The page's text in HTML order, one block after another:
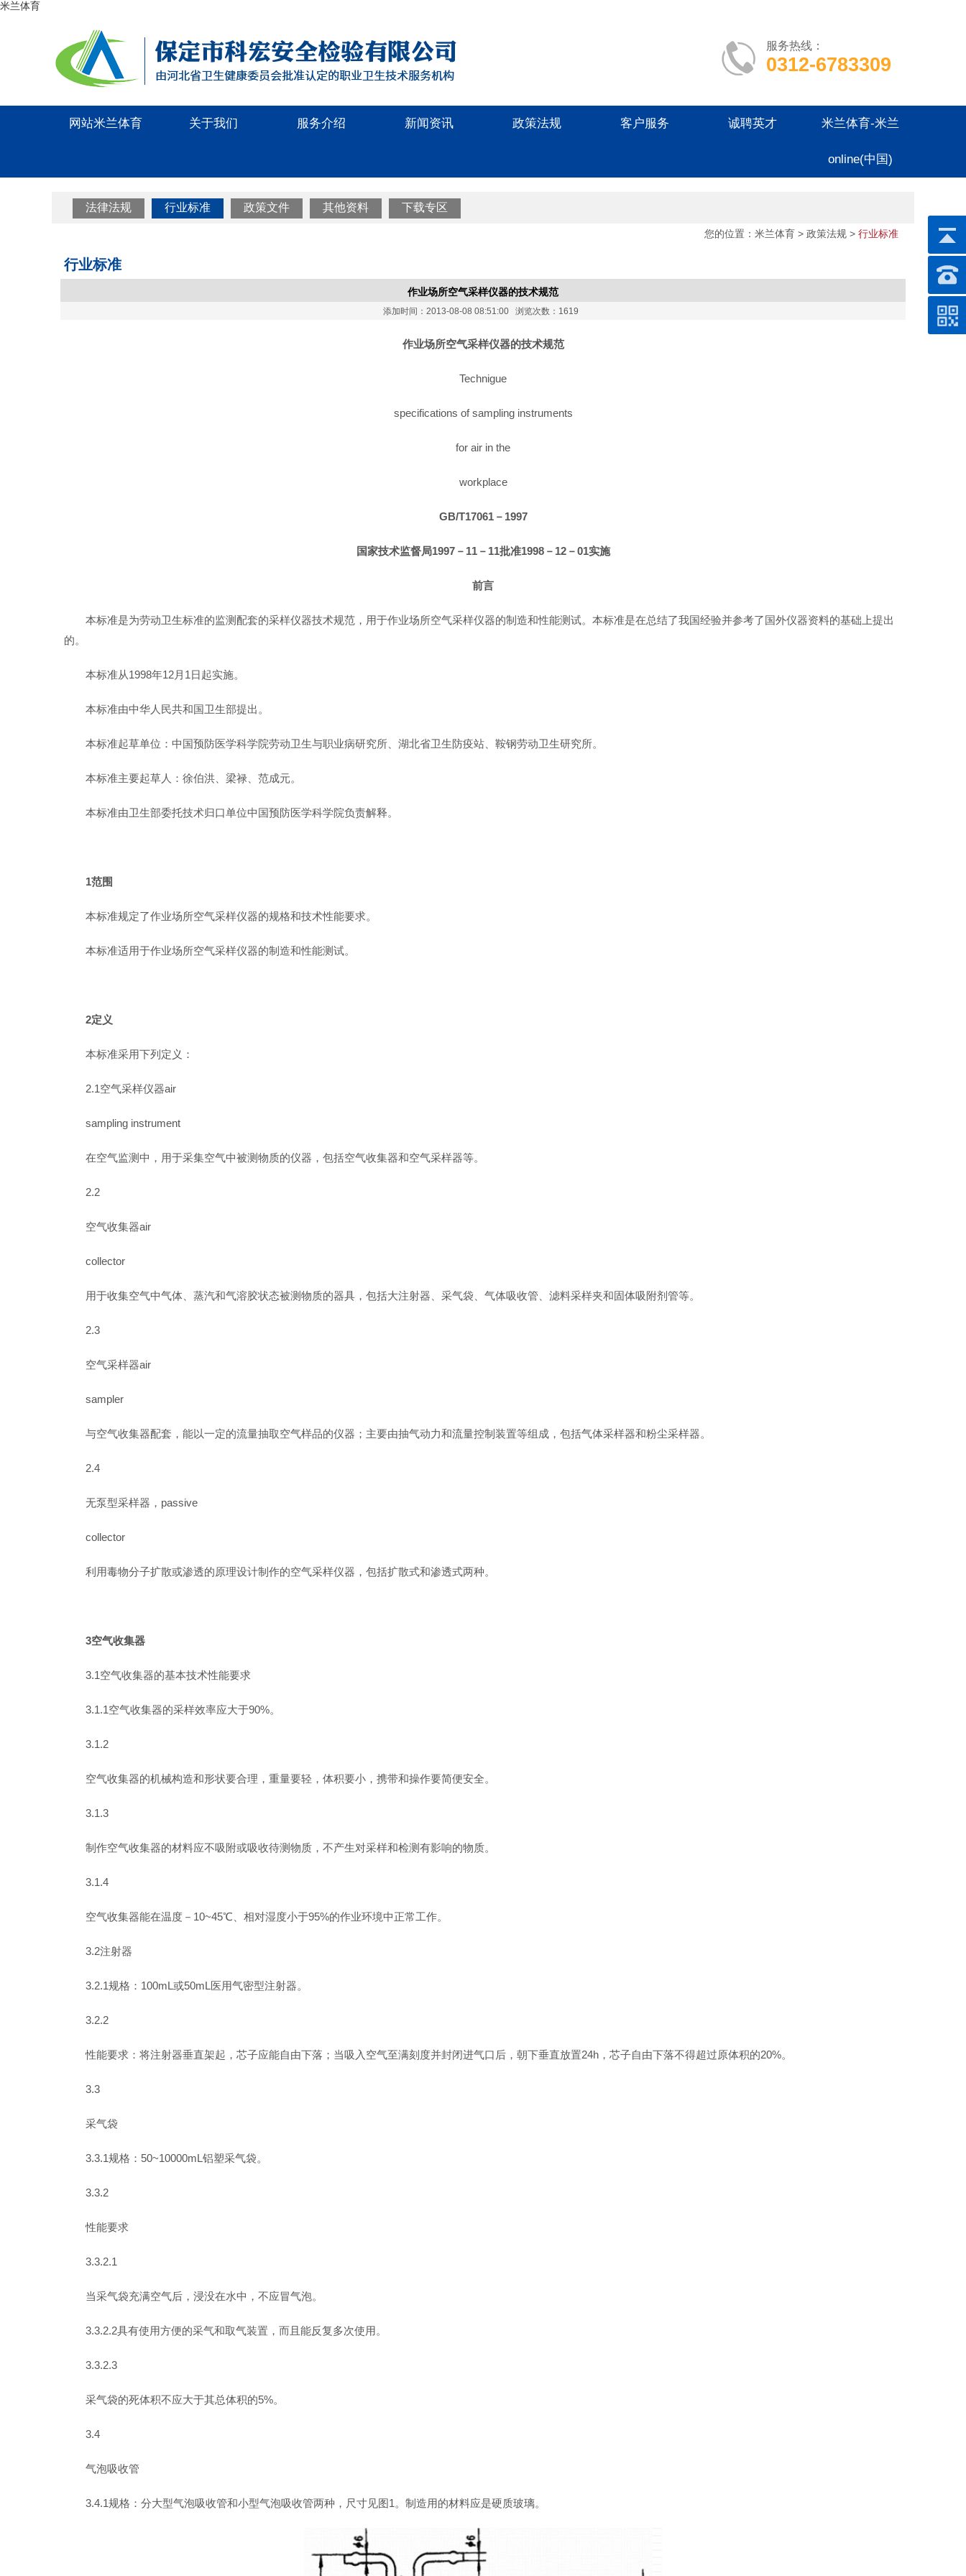
米兰体育
服务热线：
0312-6783309
网站米兰体育 关于我们 服务介绍 新闻资讯 政策法规 客户服务 诚聘英才 米兰体育-米兰
online(中国)
法律法规 行业标准 政策文件 其他资料 下载专区
您的位置： 米兰体育 > 政策法规 > 行业标准
行业标准
作业场所空气采样仪器的技术规范
添加时间：2013-08-08 08:51:00 浏览次数：1619
作业场所空气采样仪器的技术规范
Technigue
specifications of sampling instruments
for air in the
workplace
GB/T17061－1997
国家技术监督局1997－11－11批准1998－12－01实施
前言
本标准是为劳动卫生标准的监测配套的采样仪器技术规范，用于作业场所空气采样仪器的制造和性能测试。本标准是在总结了我国经验并参考了国外仪器资料的基础上提出
的。
本标准从1998年12月1日起实施。
本标准由中华人民共和国卫生部提出。
本标准起草单位：中国预防医学科学院劳动卫生与职业病研究所、湖北省卫生防疫站、鞍钢劳动卫生研究所。
本标准主要起草人：徐伯洪、梁禄、范成元。
本标准由卫生部委托技术归口单位中国预防医学科学院负责解释。
1范围
本标准规定了作业场所空气采样仪器的规格和技术性能要求。
本标准适用于作业场所空气采样仪器的制造和性能测试。
2定义
本标准采用下列定义：
2.1空气采样仪器air
sampling instrument
在空气监测中，用于采集空气中被测物质的仪器，包括空气收集器和空气采样器等。
2.2
空气收集器air
collector
用于收集空气中气体、蒸汽和气溶胶状态被测物质的器具，包括大注射器、采气袋、气体吸收管、滤料采样夹和固体吸附剂管等。
2.3
空气采样器air
sampler
与空气收集器配套，能以一定的流量抽取空气样品的仪器；主要由抽气动力和流量控制装置等组成，包括气体采样器和粉尘采样器。
2.4
无泵型采样器，passive
collector
利用毒物分子扩散或渗透的原理设计制作的空气采样仪器，包括扩散式和渗透式两种。
3空气收集器
3.1空气收集器的基本技术性能要求
3.1.1空气收集器的采样效率应大于90%。
3.1.2
空气收集器的机械构造和形状要合理，重量要轻，体积要小，携带和操作要简便安全。
3.1.3
制作空气收集器的材料应不吸附或吸收待测物质，不产生对采样和检测有影响的物质。
3.1.4
空气收集器能在温度－10~45℃、相对湿度小于95%的作业环境中正常工作。
3.2注射器
3.2.1规格：100mL或50mL医用气密型注射器。
3.2.2
性能要求：将注射器垂直架起，芯子应能自由下落；当吸入空气至满刻度并封闭进气口后，朝下垂直放置24h，芯子自由下落不得超过原体积的20%。
3.3
采气袋
3.3.1规格：50~10000mL铝塑采气袋。
3.3.2
性能要求
3.3.2.1
当采气袋充满空气后，浸没在水中，不应冒气泡。
3.3.2.2具有使用方便的采气和取气装置，而且能反复多次使用。
3.3.2.3
采气袋的死体积不应大于其总体积的5%。
3.4
气泡吸收管
3.4.1规格：分大型气泡吸收管和小型气泡吸收管两种，尺寸见图1。制造用的材料应是硬质玻璃。